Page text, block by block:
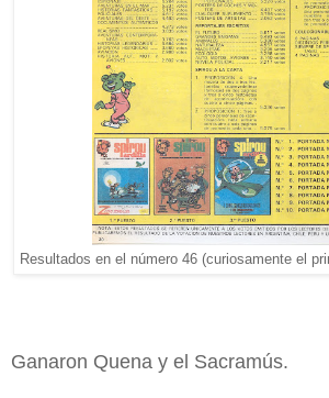
Resultados en el número 46 (curiosamente el
Ganaron Quena y el Sacramús.